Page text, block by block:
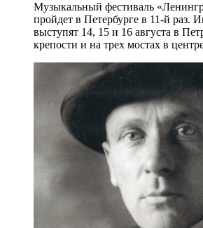
Музыкальный фестиваль
пройдет в Петербурге в 11-й раз.
выступят 14, 15 и 16 августа в
крепости и на трех мостах в